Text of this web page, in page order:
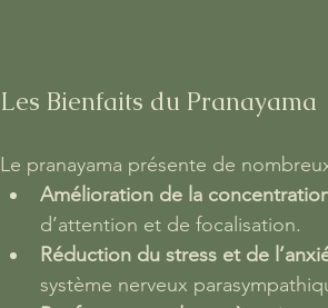
Les Bienfaits du Pranayama
Le pranayama présente de
Amélioration de la
d’attention et de focalisation.
Réduction du stress et de
système nerveux